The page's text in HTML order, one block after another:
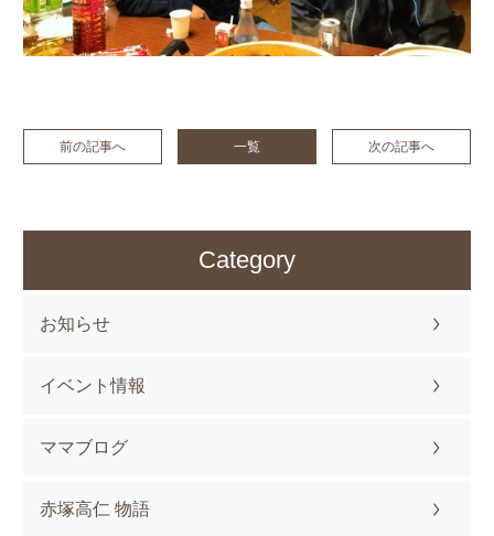
前の記事へ 一覧 次の記事へ
Category
お知らせ
イベント情報
ママブログ
赤塚高仁 物語